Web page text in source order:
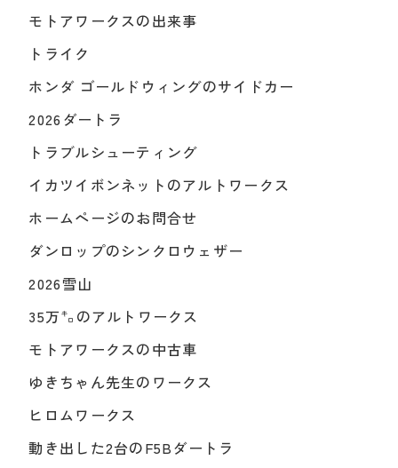
モトアワークスの出来事
トライク
ホンダ ゴールドウィングのサイドカー
2026ダートラ
トラブルシューティング
イカツイボンネットのアルトワークス
ホームページのお問合せ
ダンロップのシンクロウェザー
2026雪山
35万㌔のアルトワークス
モトアワークスの中古車
ゆきちゃん先生のワークス
ヒロムワークス
動き出した2台のF5Bダートラ